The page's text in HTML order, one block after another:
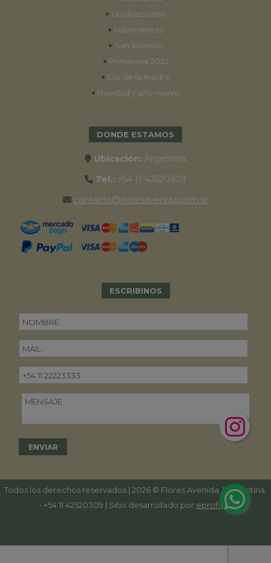
• Graduaciones
• Nacimientos
• San Valentín
• Primavera 2022
• Día de la madre
• Navidad y año nuevo
DONDE ESTAMOS
Ubicación: Argentina
Tel.: +54 11 42520309
contacto@floresavenida.com.ar
ESCRIBINOS
Todos los derechos reservados | 2026 © Flores Avenida. | Argentina.
- +54 11 42520309 | Sitio desarrollado por eproficio